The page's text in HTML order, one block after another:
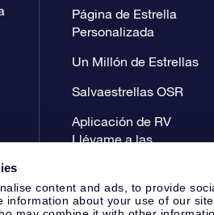
content and ads, to provide
information about your use of our
Página de Estrella
Personalizada
Un Millón de Estrellas
Salvaestrellas OSR
Aplicación de RV
Llévame a las